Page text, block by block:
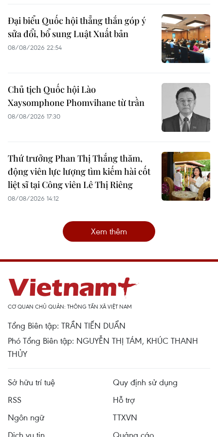
Đại biểu Quốc hội thẳng thắn góp ý
sửa đổi, bổ sung Luật Xuất bản
08/08/2026 22:54
Chủ tịch Quốc hội Lào
Xaysomphone Phomvihane từ trần
08/08/2026 17:30
Thứ trưởng Phan Thị Thắng thăm,
động viên lực lượng tìm kiếm hài cốt
liệt sĩ tại Công viên Lê Thị Riêng
08/08/2026 14:12
Xem thêm
CƠ QUAN CHỦ QUẢN: THÔNG TẤN XÃ VIỆT NAM
Tổng Biên tập: TRẦN TIẾN DUẨN
Phó Tổng Biên tập: NGUYỄN THỊ TÁM, KHÚC THANH
THỦY
Sở hữu trí tuệ
Quy định sử dụng
RSS
Hỗ trợ
Ngôn ngữ
TTXVN
Dịch vụ tin
Quảng cáo